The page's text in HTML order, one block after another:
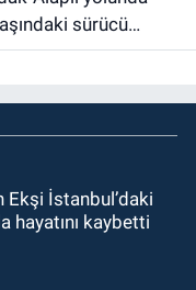
sürücü
Ekşi İstanbul’daki
hayatını kaybetti